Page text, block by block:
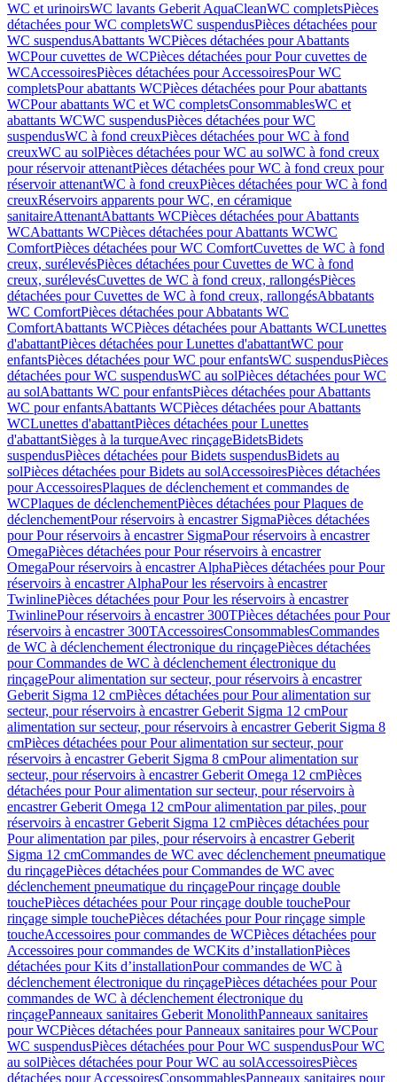
WC et urinoirsWC lavants Geberit AquaCleanWC completsPièces
détachées pour WC completsWC suspendusPièces détachées pour
WC suspendusAbattants WCPièces détachées pour Abattants
WCPour cuvettes de WCPièces détachées pour Pour cuvettes de
WCAccessoiresPièces détachées pour AccessoiresPour WC
completsPour abattants WCPièces détachées pour Pour abattants
WCPour abattants WC et WC completsConsommablesWC et
abattants WCWC suspendusPièces détachées pour WC
suspendusWC à fond creuxPièces détachées pour WC à fond
creuxWC au solPièces détachées pour WC au solWC à fond creux
pour réservoir attenantPièces détachées pour WC à fond creux pour
réservoir attenantWC à fond creuxPièces détachées pour WC à fond
creuxRéservoirs apparents pour WC, en céramique
sanitaireAttenantAbattants WCPièces détachées pour Abattants
WCAbattants WCPièces détachées pour Abattants WCWC
ComfortPièces détachées pour WC ComfortCuvettes de WC à fond
creux, surélevésPièces détachées pour Cuvettes de WC à fond
creux, surélevésCuvettes de WC à fond creux, rallongésPièces
détachées pour Cuvettes de WC à fond creux, rallongésAbbatants
WC ComfortPièces détachées pour Abbatants WC
ComfortAbattants WCPièces détachées pour Abattants WCLunettes
d'abattantPièces détachées pour Lunettes d'abattantWC pour
enfantsPièces détachées pour WC pour enfantsWC suspendusPièces
détachées pour WC suspendusWC au solPièces détachées pour WC
au solAbattants WC pour enfantsPièces détachées pour Abattants
WC pour enfantsAbattants WCPièces détachées pour Abattants
WCLunettes d'abattantPièces détachées pour Lunettes
d'abattantSièges à la turqueAvec rinçageBidetsBidets
suspendusPièces détachées pour Bidets suspendusBidets au
solPièces détachées pour Bidets au solAccessoiresPièces détachées
pour AccessoiresPlaques de déclenchement et commandes de
WCPlaques de déclenchementPièces détachées pour Plaques de
déclenchementPour réservoirs à encastrer SigmaPièces détachées
pour Pour réservoirs à encastrer SigmaPour réservoirs à encastrer
OmegaPièces détachées pour Pour réservoirs à encastrer
OmegaPour réservoirs à encastrer AlphaPièces détachées pour Pour
réservoirs à encastrer AlphaPour les réservoirs à encastrer
TwinlinePièces détachées pour Pour les réservoirs à encastrer
TwinlinePour réservoirs à encastrer 300TPièces détachées pour Pour
réservoirs à encastrer 300TAccessoiresConsommablesCommandes
de WC à déclenchement électronique du rinçagePièces détachées
pour Commandes de WC à déclenchement électronique du
rinçagePour alimentation sur secteur, pour réservoirs à encastrer
Geberit Sigma 12 cmPièces détachées pour Pour alimentation sur
secteur, pour réservoirs à encastrer Geberit Sigma 12 cmPour
alimentation sur secteur, pour réservoirs à encastrer Geberit Sigma 8
cmPièces détachées pour Pour alimentation sur secteur, pour
réservoirs à encastrer Geberit Sigma 8 cmPour alimentation sur
secteur, pour réservoirs à encastrer Geberit Omega 12 cmPièces
détachées pour Pour alimentation sur secteur, pour réservoirs à
encastrer Geberit Omega 12 cmPour alimentation par piles, pour
réservoirs à encastrer Geberit Sigma 12 cmPièces détachées pour
Pour alimentation par piles, pour réservoirs à encastrer Geberit
Sigma 12 cmCommandes de WC avec déclenchement pneumatique
du rinçagePièces détachées pour Commandes de WC avec
déclenchement pneumatique du rinçagePour rinçage double
touchePièces détachées pour Pour rinçage double touchePour
rinçage simple touchePièces détachées pour Pour rinçage simple
toucheAccessoires pour commandes de WCPièces détachées pour
Accessoires pour commandes de WCKits d’installationPièces
détachées pour Kits d’installationPour commandes de WC à
déclenchement électronique du rinçagePièces détachées pour Pour
commandes de WC à déclenchement électronique du
rinçagePanneaux sanitaires Geberit MonolithPanneaux sanitaires
pour WCPièces détachées pour Panneaux sanitaires pour WCPour
WC suspendusPièces détachées pour Pour WC suspendusPour WC
au solPièces détachées pour Pour WC au solAccessoiresPièces
détachées pour AccessoiresConsommablesPanneaux sanitaires pour